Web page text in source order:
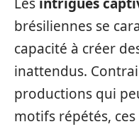
brésiliennes se
capacité à créer
inattendus.
productions qui
motifs répétés,